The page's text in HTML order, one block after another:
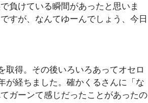
負けている瞬間があったと思いま
すが、なんてゆーんでしょう、今日
得。その後いろいろあってオセロ
が経ちました。確かくるさんに「な
ガーンて感じだったことがあったの